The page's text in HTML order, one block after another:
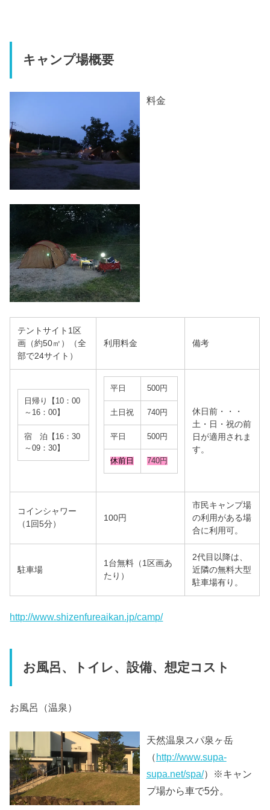
キャンプ場概要
料金
テントサイト1区
画（約50㎡）（全
部で24サイト）
利用料金 備考
日帰り【10：00
～16：00】
宿 泊【16：30
～09：30】
平日 500円
土日祝 740円
平日 500円
休前日 740円
休日前・・・
土・日・祝の前
日が適用されま
す。
コインシャワー
（1回5分）
100円
市民キャンプ場
の利用がある場
合に利用可。
駐車場
1台無料（1区画あ
たり）
2代目以降は、
近隣の無料大型
駐車場有り。
http://www.shizenfureaikan.jp/camp/
お風呂、トイレ、設備、想定コスト
お風呂（温泉）
天然温泉スパ泉ヶ岳
（ http://www.supa-
supa.net/spa/）※キャン
プ場から車で5分。